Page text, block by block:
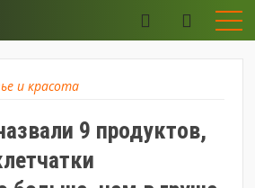
и красота
9 продуктов,